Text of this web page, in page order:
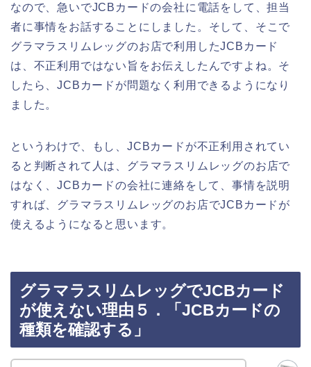
なので、急いでJCBカードの会社に電話をして、担当
者に事情をお話することにしました。そして、そこで
グラマラスリムレッグのお店で利用したJCBカード
は、不正利用ではない旨をお伝えしたんですよね。そ
したら、JCBカードが問題なく利用できるようになり
ました。
というわけで、もし、JCBカードが不正利用されてい
ると判断されて人は、グラマラスリムレッグのお店で
はなく、JCBカードの会社に連絡をして、事情を説明
すれば、グラマラスリムレッグのお店でJCBカードが
使えるようになると思います。
グラマラスリムレッグでJCBカード
が使えない理由５．「JCBカードの
種類を確認する」